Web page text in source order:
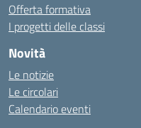
Offerta formativa
I progetti delle classi
Novità
Le notizie
Le circolari
Calendario eventi